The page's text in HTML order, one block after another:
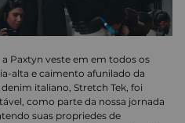
Paxtyn veste em em todos os
alta e caimento afunilado da
italiano, Stretch Tek, foi
como parte da nossa jornada
suas propriedes de